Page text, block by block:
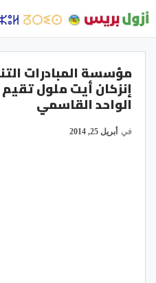
مؤسسة المبادرات
إنزكان أيت ملول
الواحد القاسمي
في أبريل 25, 2014